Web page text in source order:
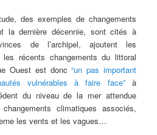
des exemples de changements
la dernière décennie, sont cités à
de l’archipel, ajoutent les
les récents changements du littoral
Ouest est donc“un pas important
vulnérables à faire face”à
du niveau de la mer attendue
climatiques associés,
les vents et les vagues…